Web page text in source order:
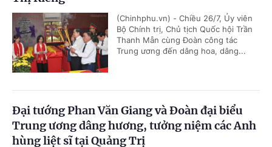
(Chinhphu.vn) - Chiều 26/7, Ủy viên
Bộ Chính trị, Chủ tịch Quốc hội Trần
Thanh Mẫn cùng Đoàn công tác
Trung ương đến dâng hoa, dâng...
Đại tướng Phan Văn Giang và Đoàn đại biểu
Trung ương dâng hương, tưởng niệm các Anh
hùng liệt sĩ tại Quảng Trị